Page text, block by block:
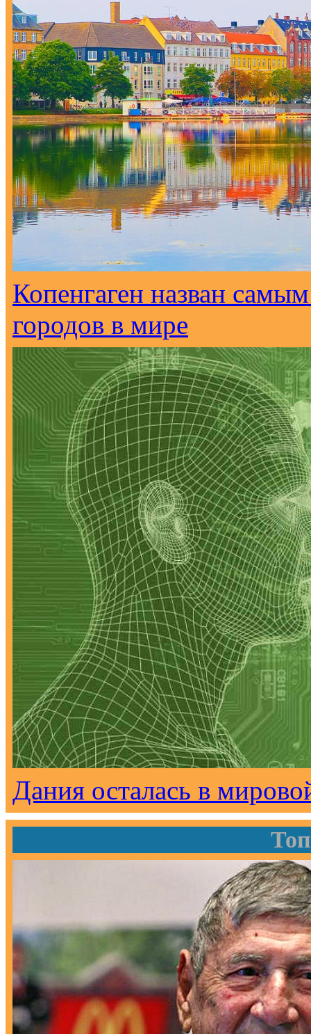
Копенгаген назван
городов в мире
Дания осталась в